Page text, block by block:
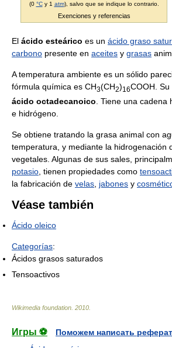
(0 °Cy 1 atm), salvo que se indique lo contrario.
Exenciones y referencias
El ácido esteárico es un ácido graso
carbono presente en aceites y grasas
A temperatura ambiente es un sólido
fórmula química es CH3(CH2)16COOH. Su
ácido octadecanoico . Tiene una
e hidrógeno.
Se obtiene tratando la grasa animal con
temperatura, y mediante la hidrogenación
vegetales. Algunas de sus sales,
potasio , tienen propiedades como
la fabricación de velas jabones y
Véase también
Ácido oleico
Categorías:
Ácidos grasos saturados
Tensoactivos
Wikimedia foundation 2010
Игры ⚽
Поможем написать реферат